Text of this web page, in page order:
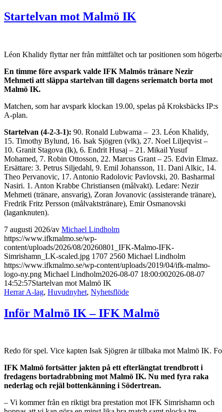
Startelvan mot Malmö IK
Léon Khalidy flyttar ner från mittfältet och tar positionen som
En timme före avspark valde IFK Malmös tränare Nezir
Mehmeti att släppa startelvan till dagens seriematch borta mot
Malmö IK.
Matchen, som har avspark klockan 19.00, spelas på Kroksbäcks IP:s
A-plan.
Startelvan (4-2-3-1): 90. Ronald Lubwama – 23. Léon Khalidy,
15. Timothy Bylund, 16. Isak Sjögren (vlk), 27. Noel Liljeqvist –
10. Granit Stagova (lk), 6. Endrit Husaj – 21. Mikail Yusuf
Mohamed, 7. Robin Ottosson, 22. Marcus Grant – 25. Edvin Elmaz.
Ersättare: 3. Petrus Siljedahl, 9. Emil Johansson, 11. Dani Alkic, 14.
Theo Pervanovic, 17. Antonio Radolovic Pavlovski, 20. Basharmal
Nasiri. 1. Anton Krabbe Christiansen (målvakt). Ledare: Nezir
Mehmeti (tränare, ansvarig), Zoran Jovanovic (assisterande tränare),
Fredrik Fritz Persson (målvaktstränare), Emir Osmanovski
(laganknuten).
7 augusti 2026/av Michael Lindholm
https://www.ifkmalmo.se/wp-
content/uploads/2026/08/20260801_IFK-Malmo-IFK-
Simrishamn_LK-scaled.jpg 1707 2560 Michael Lindholm
https://www.ifkmalmo.se/wp-content/uploads/2019/04/ifk-malmo-
logo-ny.png Michael Lindholm2026-08-07 18:00:002026-08-07
14:52:57Startelvan mot Malmö IK
Herrar A-lag, Huvudnyhet, Nyhetsflöde
Inför Malmö IK – IFK Malmö
Redo för spel. Vice kapten Isak Sjögren är tillbaka mot Malmö IK.
IFK Malmö fortsätter jakten på ett efterlängtat trendbrott i
fredagens bortadrabbning mot Malmö IK. Nu med fyra raka
nederlag och rejäl bottenkänning i Södertrean.
– Vi kommer från en riktigt bra prestation mot IFK Simrishamn och